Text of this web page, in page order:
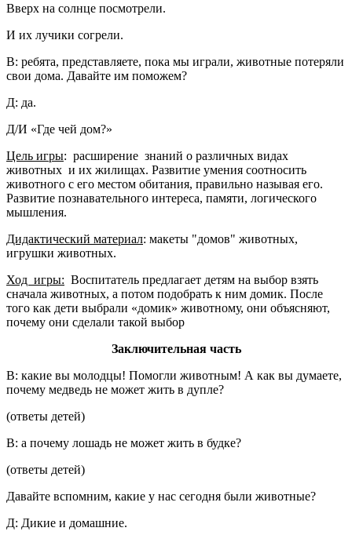
Вверх на солнце посмотрели.
И их лучики согрели.
В: ребята, представляете, пока мы играли, животные потеряли
свои дома. Давайте им поможем?
Д: да.
Д/И «Где чей дом?»
Цель игры: расширение знаний о различных видах
животных и их жилищах. Развитие умения соотносить
животного с его местом обитания, правильно называя его.
Развитие познавательного интереса, памяти, логического
мышления.
Дидактический материал: макеты "домов" животных,
игрушки животных.
Ход игры: Воспитатель предлагает детям на выбор взять
сначала животных, а потом подобрать к ним домик. После
того как дети выбрали «домик» животному, они объясняют,
почему они сделали такой выбор
Заключительная часть
В: какие вы молодцы! Помогли животным! А как вы думаете,
почему медведь не может жить в дупле?
(ответы детей)
В: а почему лошадь не может жить в будке?
(ответы детей)
Давайте вспомним, какие у нас сегодня были животные?
Д: Дикие и домашние.